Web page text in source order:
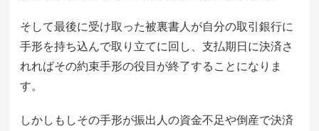
そして最後に受け取った被裏書人が自分の取引銀行に
手形を持ち込んで取り立てに回し、支払期日に決済さ
れればその約束手形の役目が終了することになりま
す。
しかしもしその手形が振出人の資金不足や倒産で決済